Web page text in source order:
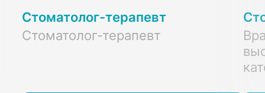
Стоматолог-терапевт
Стоматолог-терапевт